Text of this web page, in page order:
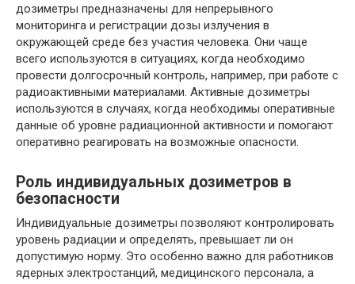
дозиметры предназначены для непрерывного
мониторинга и регистрации дозы излучения в
окружающей среде без участия человека. Они чаще
всего используются в ситуациях, когда необходимо
провести долгосрочный контроль, например, при работе с
радиоактивными материалами. Активные дозиметры
используются в случаях, когда необходимы оперативные
данные об уровне радиационной активности и помогают
оперативно реагировать на возможные опасности.
Роль индивидуальных дозиметров в
безопасности
Индивидуальные дозиметры позволяют контролировать
уровень радиации и определять, превышает ли он
допустимую норму. Это особенно важно для работников
ядерных электростанций, медицинского персонала, а